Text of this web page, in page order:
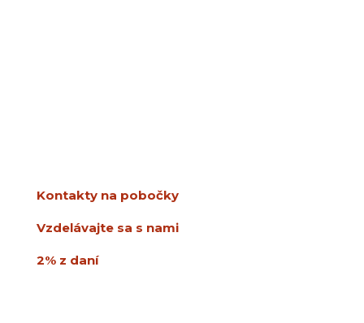
Kontakty na pobočky
Vzdelávajte sa s nami
2% z daní